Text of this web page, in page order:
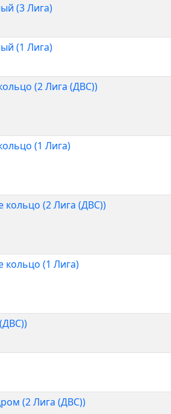
(3 Лига)
(1 Лига)
(2 Лига (ДВС))
(1 Лига)
кольцо (2 Лига (ДВС))
кольцо (1 Лига)
(2 Лига (ДВС))